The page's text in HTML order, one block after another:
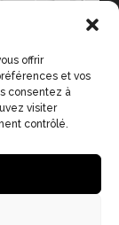
offrir
et vos
consentez à
visiter
contrôlé.